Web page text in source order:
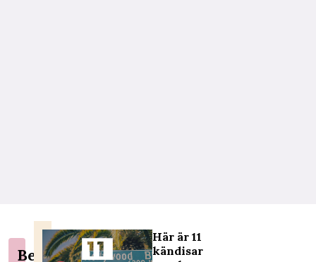
Berätta
Här är 11
kändisar